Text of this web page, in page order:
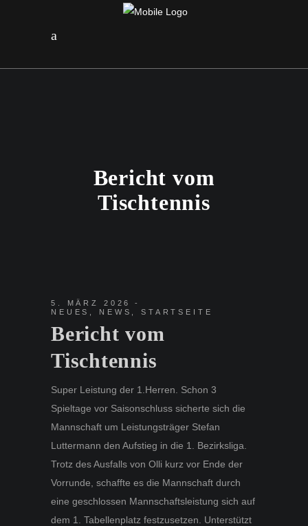
Bericht vom
Tischtennis
5. MÄRZ 2026
NEUES
NEWS ,STARTSEITE
Bericht vom
Tischtennis
Super Leistung der 1.Herren. Schon 3
Spieltage vor Saisonschluss sicherte sich die
Mannschaft um Leistungsträger Stefan
Luttermann den Aufstieg in die 1. Bezirksliga.
Trotz des Ausfalls von Olli kurz vor Ende der
Vorrunde, schaffte es die Mannschaft durch
eine geschlossen Mannschaftsleistung sich auf
dem 1. Tabellenplatz festzusetzen. Unterstützt